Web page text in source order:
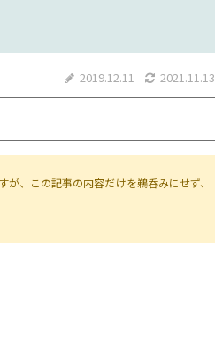
2019.12.11 2021.11.13
、この記事の内容だけを鵜呑みにせず、